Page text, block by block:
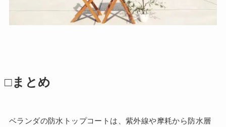
□まとめ
ベランダの防水トップコートは、紫外線や摩耗から防水層